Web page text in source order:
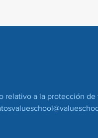
relativo a la protección de